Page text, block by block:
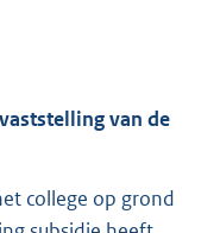
van de
college op grond